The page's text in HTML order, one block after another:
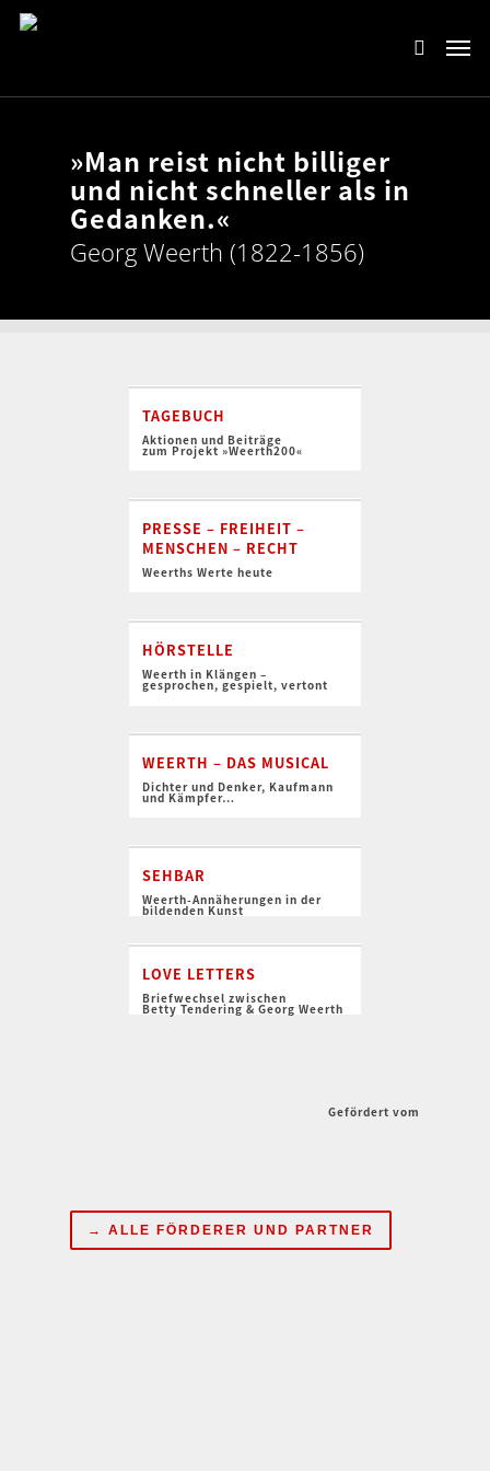
»Man reist nicht billiger
und nicht schneller als in
Gedanken.«
Georg Weerth (1822-1856)
TAGEBUCH
Aktionen und Beiträge
zum Projekt »Weerth200«
PRESSE – FREIHEIT –
MENSCHEN – RECHT
Weerths Werte heute
HÖRSTELLE
Weerth in Klängen –
gesprochen, gespielt, vertont
WEERTH – DAS MUSICAL
Dichter und Denker, Kaufmann
und Kämpfer…
SEHBAR
Weerth-Annäherungen in der
bildenden Kunst
LOVE LETTERS
Briefwechsel zwischen
Betty Tendering & Georg Weerth
Gefördert vom
→ ALLE FÖRDERER UND PARTNER